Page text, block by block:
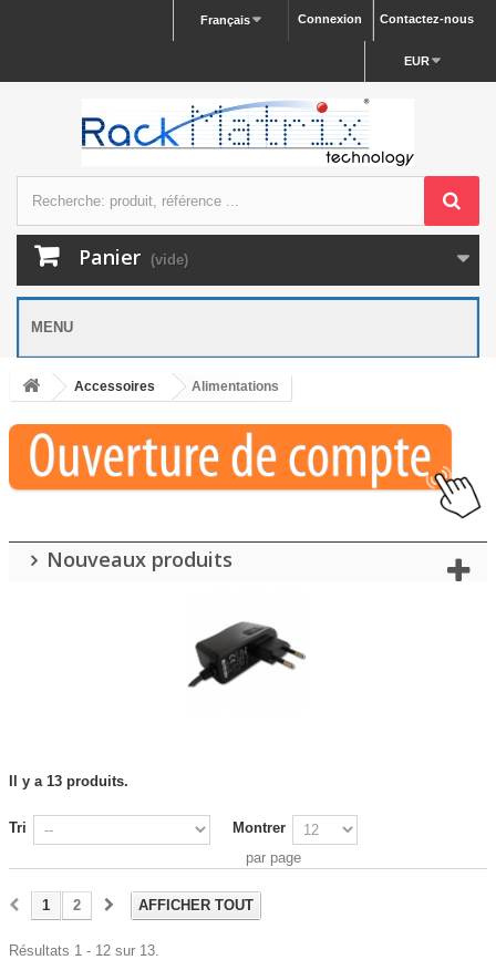
Contactez-nous
Connexion
Français
EUR
Panier (vide)
MENU
Accessoires Alimentations
Nouveaux produits
Il y a 13 produits.
Tri
Montrer
par page
AFFICHER TOUT
1 2
Résultats 1 - 12 sur 13.